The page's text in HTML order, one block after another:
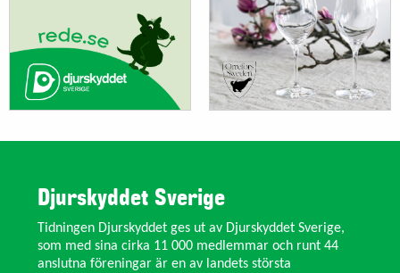
Djurskyddet Sverige
Tidningen Djurskyddet ges ut av Djurskyddet Sverige,
som med sina cirka 11 000 medlemmar och runt 44
anslutna föreningar är en av landets största